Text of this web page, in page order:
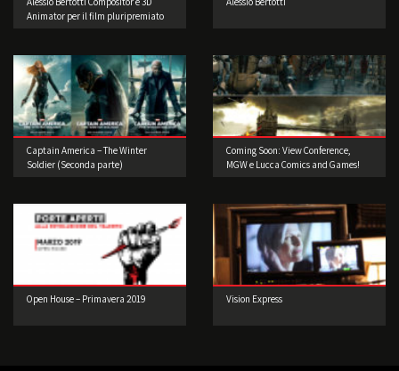
Animator per il film pluripremiato
Captain America – The Winter
Soldier (Seconda parte)
Coming Soon: View Conference,
MGW e Lucca Comics and Games!
Open House – Primavera 2019 Vision Express